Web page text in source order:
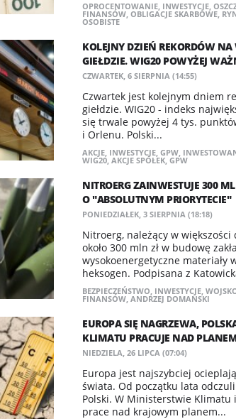
OPROCENTOWANIE, INWESTYCJE,
FINANSÓW, OBLIGACJE SKARBOWE,
OSOBISTE
KOLEJNY DZIEŃ REKORDÓW NA
GIEŁDZIE. WIG20 POWYŻEJ
CZWARTEK, 6 SIERPNIA (14:55)
Czwartek jest kolejnym dniem
giełdzie. WIG20 - indeks
się trwale powyżej 4 tys.
i Orlenu. Polski...
AKCJE, INWESTYCJE, GPW,
WIG20, AKCJE SPÓŁEK, GPW
NITROERG ZAINWESTUJE 300
O "ABSOLUTNYM PRIORYTECIE"
PONIEDZIAŁEK, 3 SIERPNIA (18:18)
Nitroerg, należący w większości
około 300 mln zł w budowę
wysokoenergetyczne materiały
heksogen. Podpisana z
BEZPIECZEŃSTWO, INWESTYCJE,
FINANSÓW, ANDRZEJ DOMAŃSKI
EUROPA SIĘ NAGRZEWA,
KLIMATU PRACUJE NAD
NIEDZIELA, 26 LIPCA (07:04)
Europa jest najszybciej
świata. Od początku lata
Polski. W Ministerstwie Klimatu
prace nad krajowym planem...